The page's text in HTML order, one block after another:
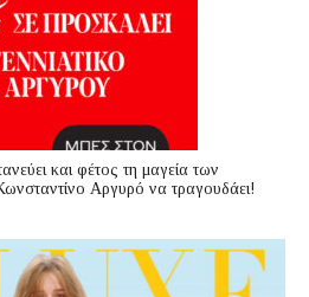
και φέτος τη μαγεία των
Αργυρό να τραγουδάει!